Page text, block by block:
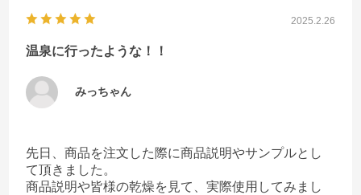
2025.2.26
温泉に行ったような！！
みっちゃん
先日、商品を注文した際に商品説明やサンプルとし
て頂きました。
商品説明や皆様の乾燥を見て、実際使用してみまし